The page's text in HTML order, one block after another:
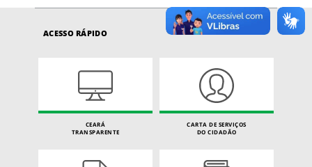
ACESSO RÁPIDO
CEARÁ
TRANSPARENTE
CARTA DE SERVIÇOS
DO CIDADÃO